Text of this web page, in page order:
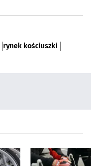
rynek kościuszki